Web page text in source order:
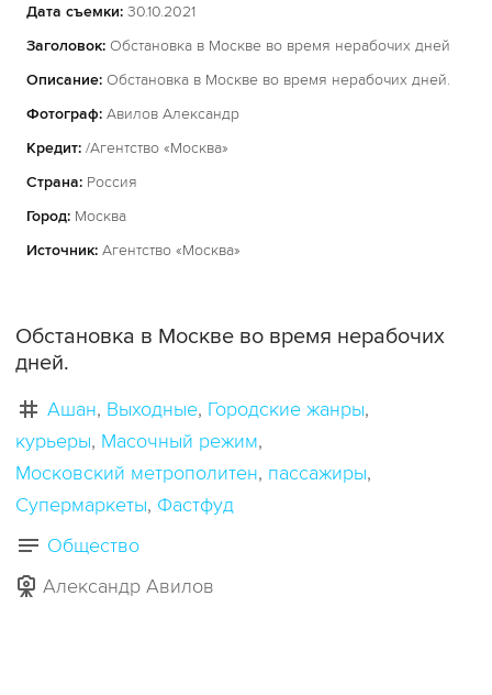
Дата съемки: 30.10.2021
Заголовок: Обстановка в Москве во время нерабочих дней
Описание: Обстановка в Москве во время нерабочих дней.
Фотограф: Авилов Александр
Кредит: /Агентство «Москва»
Страна: Россия
Город: Москва
Источник: Агентство «Москва»
Обстановка в Москве во время нерабочих
дней.
Ашан Выходные Городские жанры
курьеры Масочный режим
Московский метрополитен пассажиры
Супермаркеты Фастфуд
Общество
Александр Авилов